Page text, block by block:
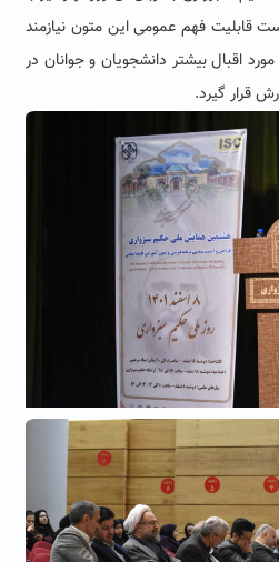
قابلیت فهم عمومی این متون نیازمند
اقبال بیشتر دانشجویان و جوانان در
قرار گیرد.